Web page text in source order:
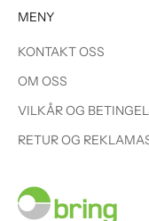
MENY
KONTAKT OSS
OM OSS
VILKÅR OG
RETUR OG